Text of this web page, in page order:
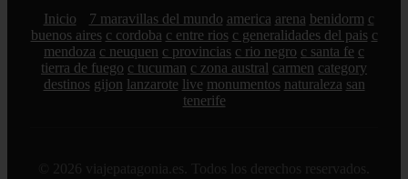
Inicio 7 maravillas del mundo america arena benidorm c
buenos aires c cordoba c entre rios c generalidades del pais c
mendoza c neuquen c provincias c rio negro c santa fe c
tierra de fuego c tucuman c zona austral carmen category
destinos gijon lanzarote live monumentos naturaleza san
tenerife
© 2026 viajepatagonia.es. Todos los derechos reservados.